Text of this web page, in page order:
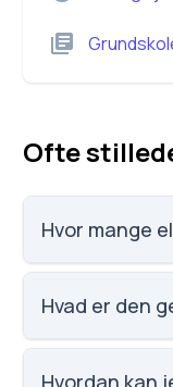
Ofte
Hvor mange
Søhusskolen
Hvad er den
Hvordan kan